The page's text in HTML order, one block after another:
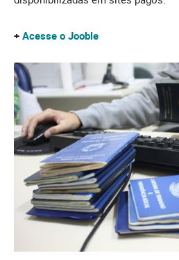
+ Acesse o Jooble